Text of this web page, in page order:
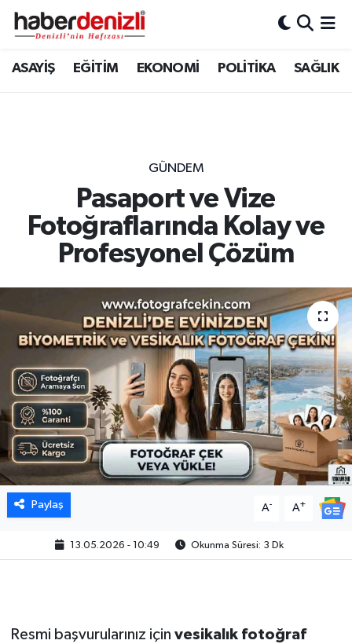
ASAYİŞ EĞİTİM EKONOMİ POLİTİKA SAĞLIK
GÜNDEM
Pasaport ve Vize
Fotoğraflarında Kolay ve
Profesyonel Çözüm
Paylaş A- A+
13.05.2026 - 10:49 Okunma Süresi: 3 Dk
Resmi başvurularınız için vesikalık fotoğraf
Denizli Nöbetçi Eczaneler
Tüm Manşetler
Son Dakika Haberleri
Haber Arşivi